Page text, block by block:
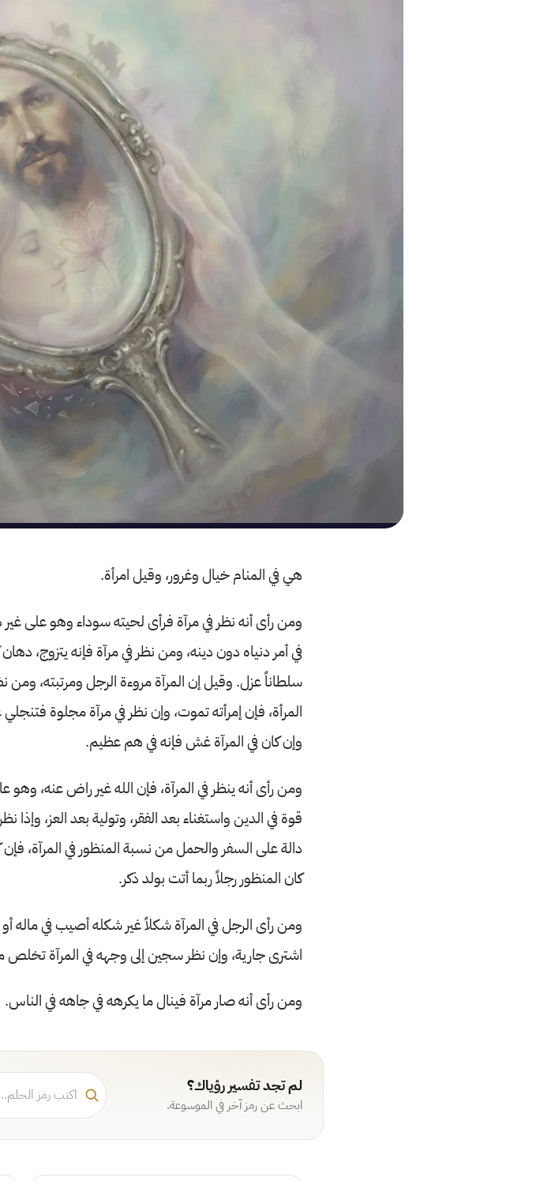
هي في المنام خيال وغرور، وقيل امرأة.
ومن رأى أنه نظر في مرآة فرأى لحيته سوداء وهو على
في أمر دنياه دون دينه، ومن نظر في مرآة فإنه يتزوج،
سلطاناً عزل. وقيل إن المرآة مروءة الرجل ومرتبته،
المرأة، فإن إمرأته تموت، وإن نظر في مرآة مجلوة
وإن كان في المرآة غش فإنه في هم عظيم.
ومن رأى أنه ينظر في المرآة، فإن الله غير راض عنه، وهو
قوة في الدين واستغناء بعد الفقر، وتولية بعد العز،
دالة على السفر والحمل من نسبة المنظور في المرآة، فإن
كان المنظور رجلاً ربما أتت بولد ذكر.
ومن رأى الرجل في المرآة شكلاً غير شكله أصيب في ماله
اشترى جارية، وإن نظر سجين إلى وجهه في المرآة
ومن رأى أنه صار مرآة فينال ما يكرهه في جاهه في الناس.
لم تجد تفسير رؤياك؟
ابحث عن رمز آخر في الموسوعة.